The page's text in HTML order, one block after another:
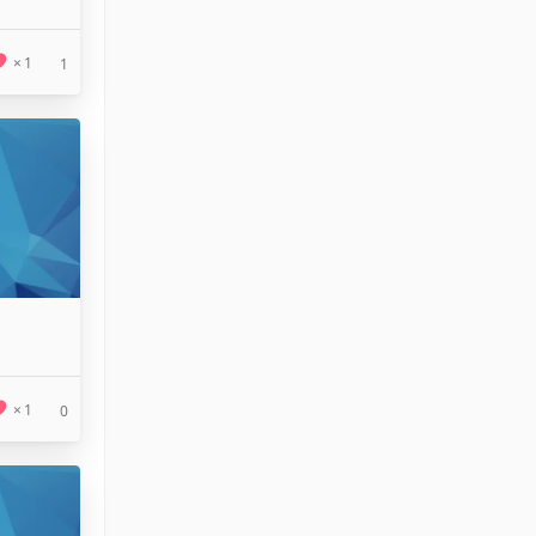
1 1
1 0